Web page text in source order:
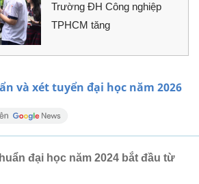
và xét tuyển đại học năm 2026
Trường ĐH Công nghiệp
TPHCM tăng
đại học năm 2024 bắt đầu từ